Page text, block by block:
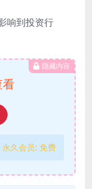
响到投资行
隐藏内容
看
永久会员: 免费